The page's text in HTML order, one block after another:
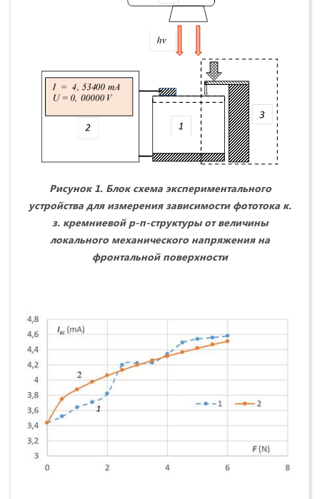
Рисунок 1. Блок схема экспериментального
устройства для измерения зависимости фототока к.
з. кремниевой р-п-структуры от величины
локального механического напряжения на
фронтальной поверхности